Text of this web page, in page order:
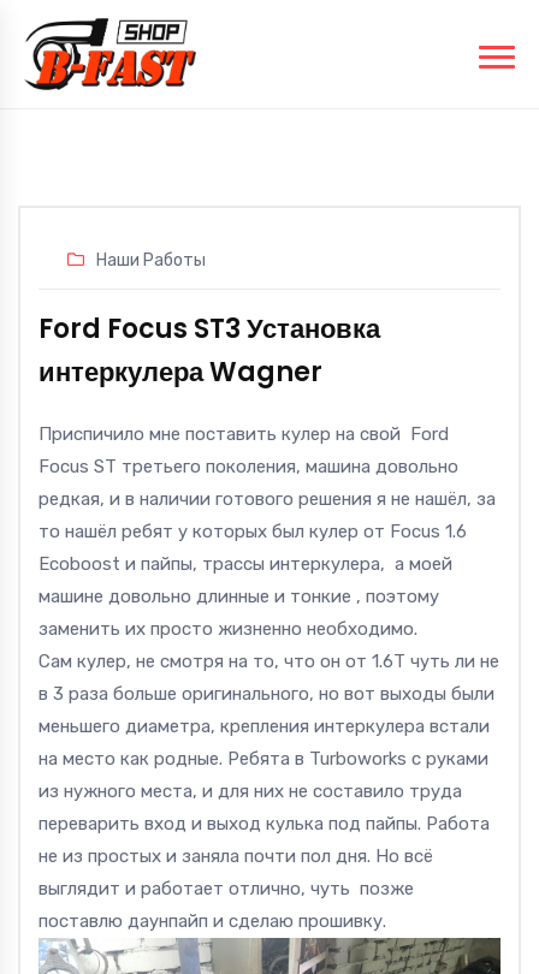
Наши Работы
Ford Focus ST3 Установка
интеркулера Wagner
Приспичило мне поставить кулер на свой Ford
Focus ST третьего поколения, машина довольно
редкая, и в наличии готового решения я не нашёл, за
то нашёл ребят у которых был кулер от Focus 1.6
Ecoboost и пайпы, трассы интеркулера, а моей
машине довольно длинные и тонкие , поэтому
заменить их просто жизненно необходимо.
Сам кулер, не смотря на то, что он от 1.6T чуть ли не
в 3 раза больше оригинального, но вот выходы были
меньшего диаметра, крепления интеркулера встали
на место как родные. Ребята в Turboworks c руками
из нужного места, и для них не составило труда
переварить вход и выход кулька под пайпы. Работа
не из простых и заняла почти пол дня. Но всё
выглядит и работает отлично, чуть позже
поставлю даунпайп и сделаю прошивку.